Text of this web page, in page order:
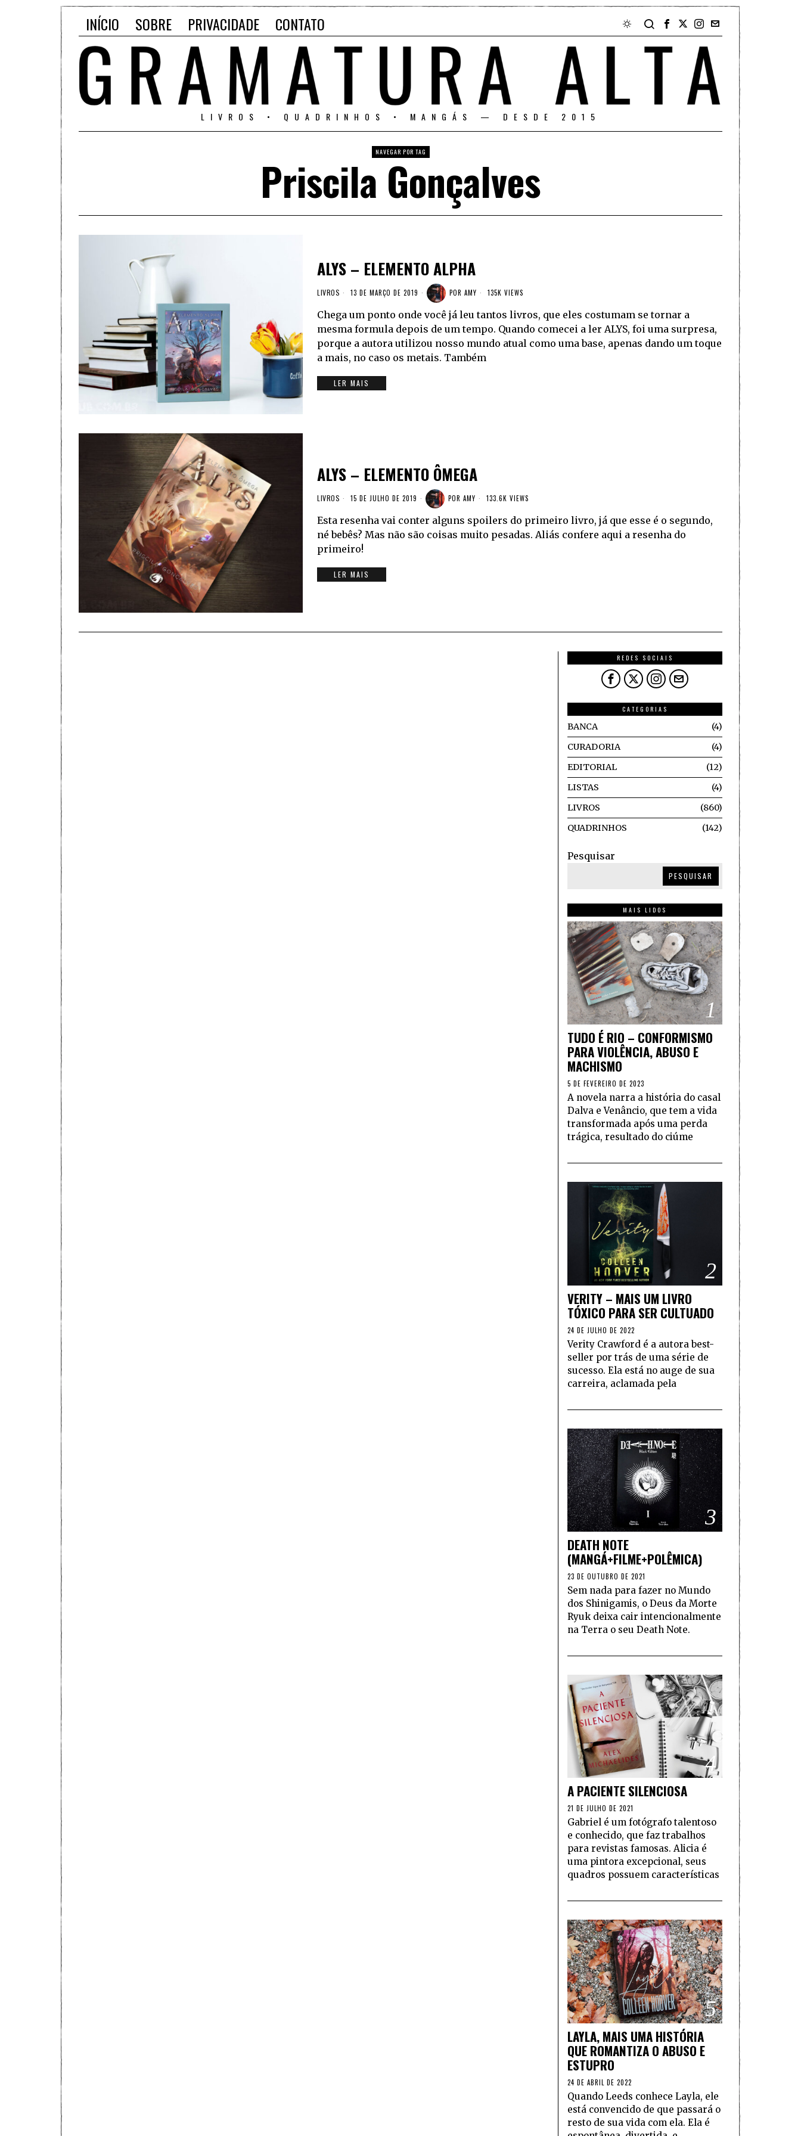
INÍCIO SOBRE PRIVACIDADE CONTATO
LIVROS • QUADRINHOS • MANGÁS — DESDE 2015
NAVEGAR POR TAG
Priscila Gonçalves
ALYS – ELEMENTO ALPHA
LIVROS 13 DE MARÇO DE 2019 POR AMY 135K VIEWS
Chega um ponto onde você já leu tantos livros, que eles costumam se tornar a
mesma formula depois de um tempo. Quando comecei a ler ALYS, foi uma surpresa,
porque a autora utilizou nosso mundo atual como uma base, apenas dando um toque
a mais, no caso os metais. Também
LER MAIS
ALYS – ELEMENTO ÔMEGA
LIVROS 15 DE JULHO DE 2019 POR AMY 133.6K VIEWS
Esta resenha vai conter alguns spoilers do primeiro livro, já que esse é o segundo,
né bebês? Mas não são coisas muito pesadas. Aliás confere aqui a resenha do
primeiro!
LER MAIS
REDES SOCIAIS
CATEGORIAS
BANCA
4
CURADORIA
4
EDITORIAL
12
LISTAS
4
LIVROS
860
QUADRINHOS
142
Pesquisar
PESQUISAR
MAIS LIDOS
1
TUDO É RIO – CONFORMISMO
PARA VIOLÊNCIA, ABUSO E
MACHISMO
5 DE FEVEREIRO DE 2023
A novela narra a história do casal
Dalva e Venâncio, que tem a vida
transformada após uma perda
trágica, resultado do ciúme
2
VERITY – MAIS UM LIVRO
TÓXICO PARA SER CULTUADO
24 DE JULHO DE 2022
Verity Crawford é a autora best-
seller por trás de uma série de
sucesso. Ela está no auge de sua
carreira, aclamada pela
3
DEATH NOTE
(MANGÁ+FILME+POLÊMICA)
23 DE OUTUBRO DE 2021
Sem nada para fazer no Mundo
dos Shinigamis, o Deus da Morte
Ryuk deixa cair intencionalmente
na Terra o seu Death Note.
4
A PACIENTE SILENCIOSA
21 DE JULHO DE 2021
Gabriel é um fotógrafo talentoso
e conhecido, que faz trabalhos
para revistas famosas. Alicia é
uma pintora excepcional, seus
quadros possuem características
5
LAYLA, MAIS UMA HISTÓRIA
QUE ROMANTIZA O ABUSO E
ESTUPRO
24 DE ABRIL DE 2022
Quando Leeds conhece Layla, ele
está convencido de que passará o
resto de sua vida com ela. Ela é